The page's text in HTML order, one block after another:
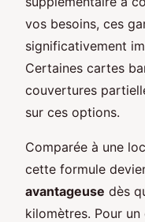
vos besoins, ces
significativement
Certaines cartes
couvertures
sur ces options.
Comparée à une
cette formule
avantageuse dès
kilomètres. Pour